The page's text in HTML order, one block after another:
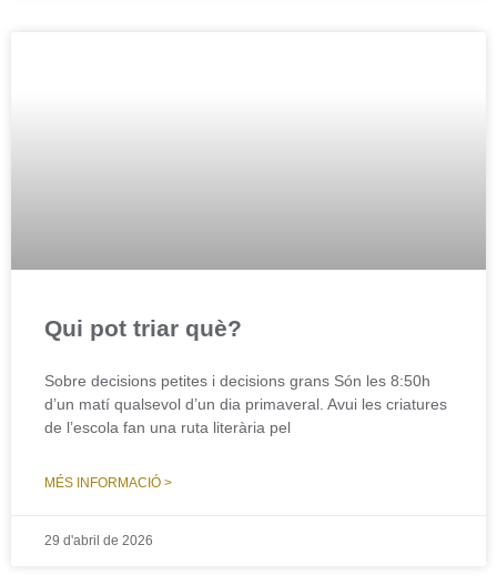
Qui pot triar què?
Sobre decisions petites i decisions grans Són les 8:50h
d’un matí qualsevol d’un dia primaveral. Avui les criatures
de l’escola fan una ruta literària pel
MÉS INFORMACIÓ >
29 d'abril de 2026